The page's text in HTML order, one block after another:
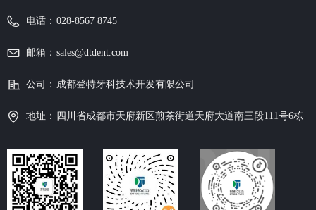
电话： 028-8567 8745
邮箱： sales@dtdent.com
公司： 成都登特⽛科技术开发有限公司
地址： 四川省成都市天府新区煎茶街道天府大道南三段111号6栋